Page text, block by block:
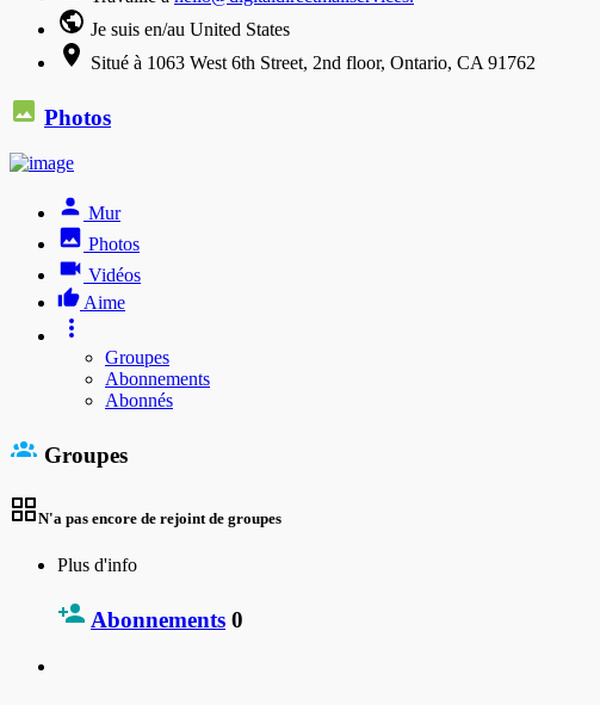
Je suis en/au United States
Situé à 1063 West 6th Street, 2nd floor, Ontario, CA 91762
Photos
Mur
Photos
Vidéos
Aime
Groupes
Abonnements
Abonnés
Groupes
N'a pas encore de rejoint de groupes
Plus d'info
Abonnements 0